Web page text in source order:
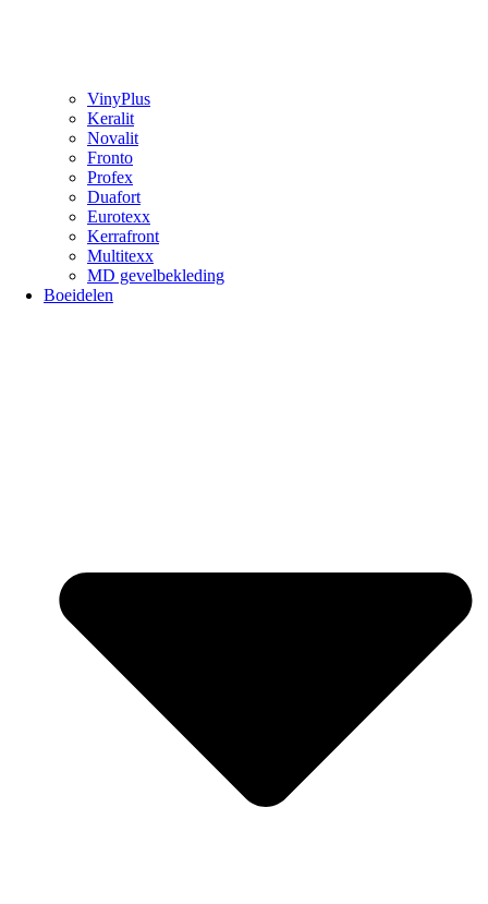
VinyPlus
Keralit
Novalit
Fronto
Profex
Duafort
Eurotexx
Kerrafront
Multitexx
MD gevelbekleding
Boeidelen